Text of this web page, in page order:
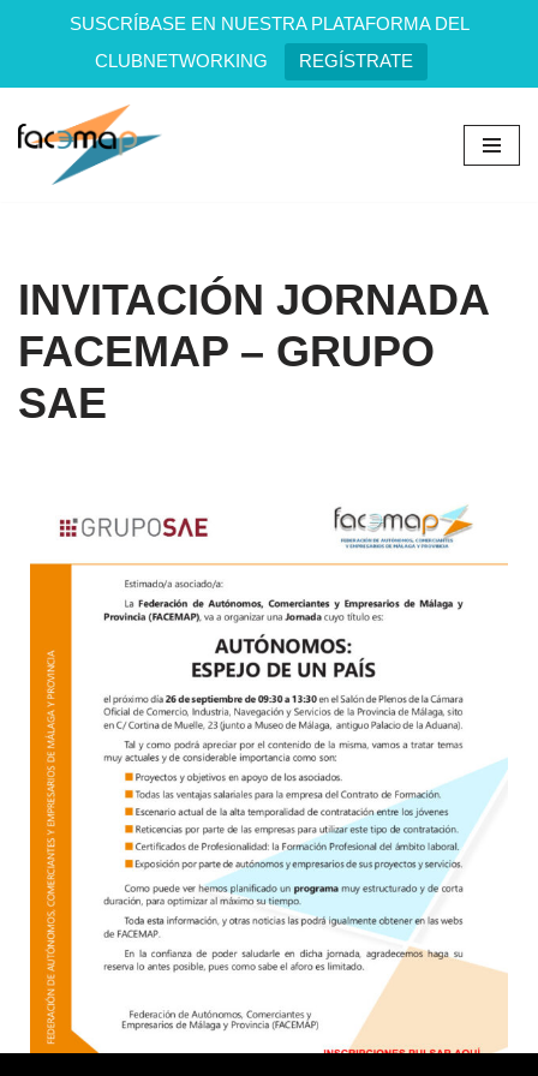
SUSCRÍBASE EN NUESTRA PLATAFORMA DEL
CLUBNETWORKING
REGÍSTRATE
Saltar
INVITACIÓN JORNADA
FACEMAP – GRUPO
SAE